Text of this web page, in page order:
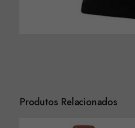
Produtos Relacionados